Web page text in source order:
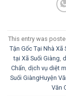
This entry was
Tận Gốc Tại Nhà Xã
tại Xã Suối Giàng
Chấn dịch vụ diệt
Suối GiàngHuyện
Văn